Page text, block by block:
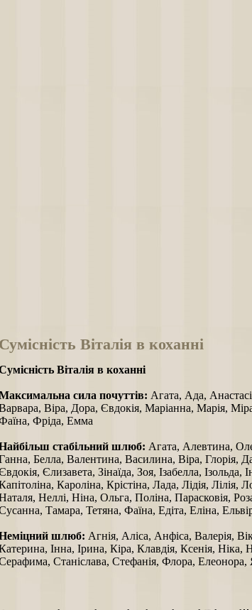
Сумісність Віталія в коханні
Віталія в коханні
сила почуттів: Агата, Ада,
Віра, Дора, Євдокія, Маріанна, Марія,
Фріда, Емма
стабільний шлюб: Агата, Алевтина,
Белла, Валентина, Василина, Віра, Глорія,
Єлизавета, Зінаїда, Зоя, Ізабелла, Ізольда,
Кароліна, Крістіна, Лада, Лідія, Лілія,
Неллі, Ніна, Ольга, Поліна, Парасковія,
Тамара, Тетяна, Фаїна, Едіта, Еліна,
шлюб: Агнія, Аліса, Анфіса, Валерія,
Інна, Ірина, Кіра, Клавдія, Ксенія, Ніка,
Станіслава, Стефанія, Флора, Елеонора,